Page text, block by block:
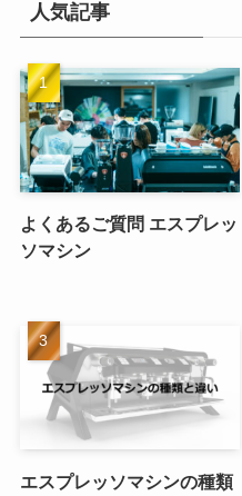
人気記事
よくあるご質問 エスプレッ
ソマシン
エスプレッソマシンの種類